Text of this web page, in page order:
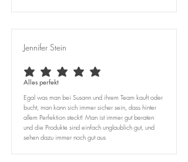
Jennifer Stein
average rating is 5 out of 5
Alles perfekt
Egal was man bei Susann und ihrem Team kauft oder
bucht, man kann sich immer sicher sein, dass hinter
allem Perfektion steckt! Man ist immer gut beraten
und die Produkte sind einfach unglaublich gut, und
sehen dazu immer noch gut aus